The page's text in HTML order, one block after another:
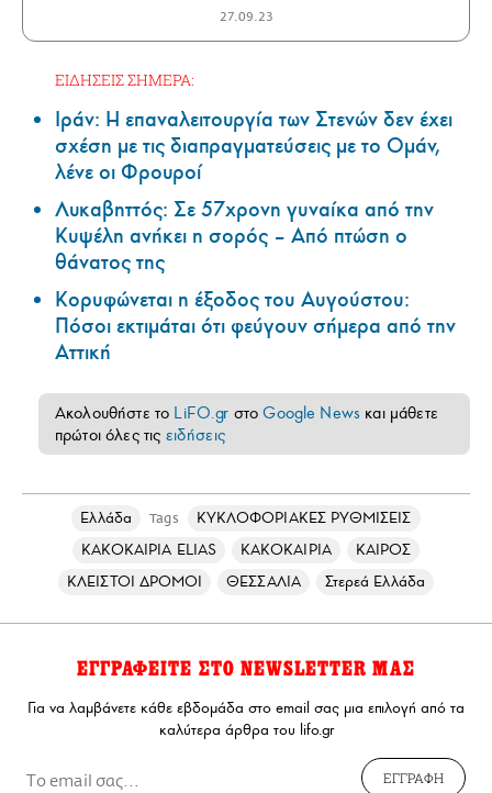
27.09.23
ΕΙΔΗΣΕΙΣ ΣΗΜΕΡΑ:
Ιράν: Η επαναλειτουργία των Στενών δεν έχει
σχέση με τις διαπραγματεύσεις με το Ομάν,
λένε οι Φρουροί
Λυκαβηττός: Σε 57χρονη γυναίκα από την
Κυψέλη ανήκει η σορός – Από πτώση ο
θάνατος της
Κορυφώνεται η έξοδος του Αυγούστου:
Πόσοι εκτιμάται ότι φεύγουν σήμερα από την
Αττική
Ακολουθήστε το LiFO.gr στοGoogle News και μάθετε
πρώτοι όλες τις ειδήσεις
Ελλάδα Tags
ΚΥΚΛΟΦΟΡΙΑΚΕΣ ΡΥΘΜΙΣΕΙΣ
ΚΑΚΟΚΑΙΡΙΑ ELIAS
ΚΑΚΟΚΑΙΡΙΑ
ΚΑΙΡΟΣ
ΚΛΕΙΣΤΟΙ ΔΡΟΜΟΙ
ΘΕΣΣΑΛΙΑ Στερεά Ελλάδα
ΕΓΓΡΑΦΕΙΤΕ ΣΤΟ NEWSLETTER ΜΑΣ
Για να λαμβάνετε κάθε εβδομάδα στο email σας μια επιλογή από τα
καλύτερα άρθρα του lifo.gr
ΕΓΓΡΑΦΗ